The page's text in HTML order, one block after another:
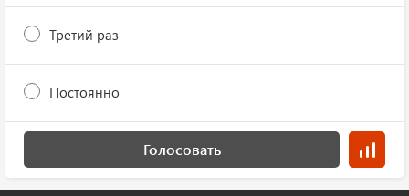
Третий раз
Постоянно
Голосовать